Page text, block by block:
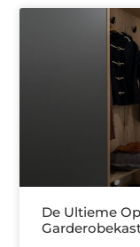
De Ultieme